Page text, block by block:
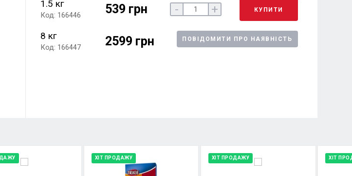
1.5 кг
Код: 166446 539 грн - + КУПИТИ
8 кг
Код: 166447 2599 грн ПОВІДОМИТИ ПРО НАЯВНІСТЬ
ХІТ ПРОДАЖУ ХІТ ПРОДАЖУ ХІТ